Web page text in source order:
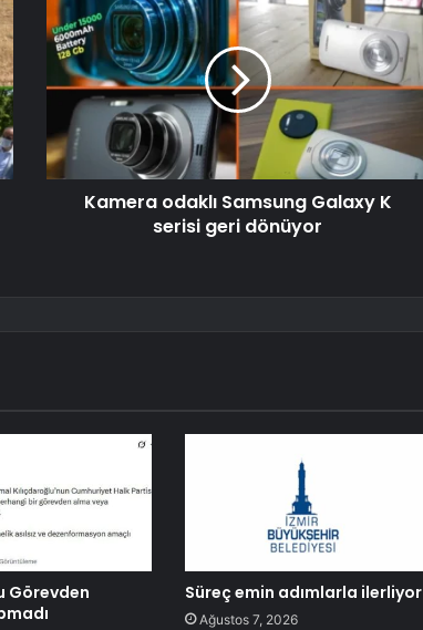
Kamera odaklı Samsung Galaxy K
serisi geri dönüyor
Görevden
Süreç emin adımlarla ilerliyor
Ağustos 7, 2026